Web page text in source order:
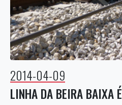
2014-04-09
LINHA DA BEIRA BAIXA